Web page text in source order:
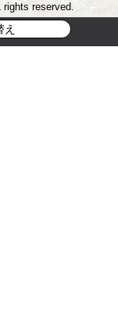
rights reserved.